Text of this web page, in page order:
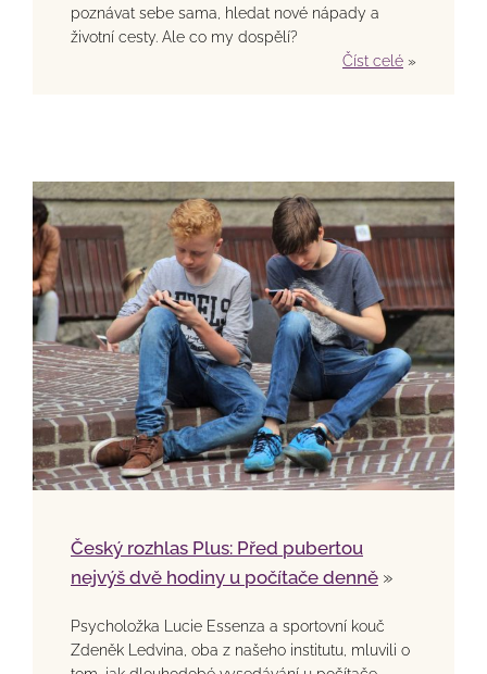
poznávat sebe sama, hledat nové nápady a
životní cesty. Ale co my dospělí?
Číst celé »
Český rozhlas Plus: Před pubertou
nejvýš dvě hodiny u počítače denně »
Psycholožka Lucie Essenza a sportovní kouč
Zdeněk Ledvina, oba z našeho institutu, mluvili o